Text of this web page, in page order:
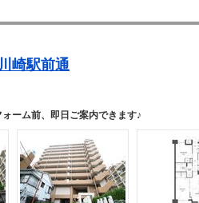
崎駅前通
ォーム前、即日ご案内できます♪